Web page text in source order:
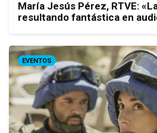
María Jesús Pérez, RTVE:
resultando fantástica en
EVENTOS